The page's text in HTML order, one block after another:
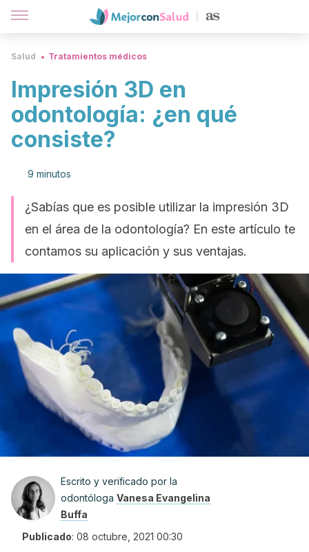
Salud Tratamientos médicos
Impresión 3D en
odontología: ¿en qué
consiste?
9 minutos
¿Sabías que es posible utilizar la impresión 3D
en el área de la odontología? En este artículo te
contamos su aplicación y sus ventajas.
Escrito y verificado por la
odontóloga Vanesa Evangelina
Buffa
Publicado: 08 octubre, 2021 00:30